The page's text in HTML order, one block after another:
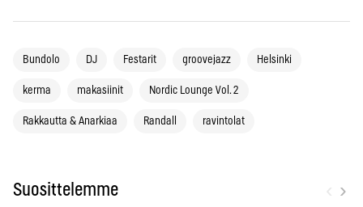
Bundolo DJ Festarit groovejazz Helsinki
kerma makasiinit Nordic Lounge Vol. 2
Rakkautta & Anarkiaa Randall ravintolat
Suosittelemme ›